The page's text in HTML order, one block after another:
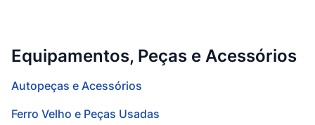
Equipamentos, Peças e Acessórios
Autopeças e Acessórios
Ferro Velho e Peças Usadas